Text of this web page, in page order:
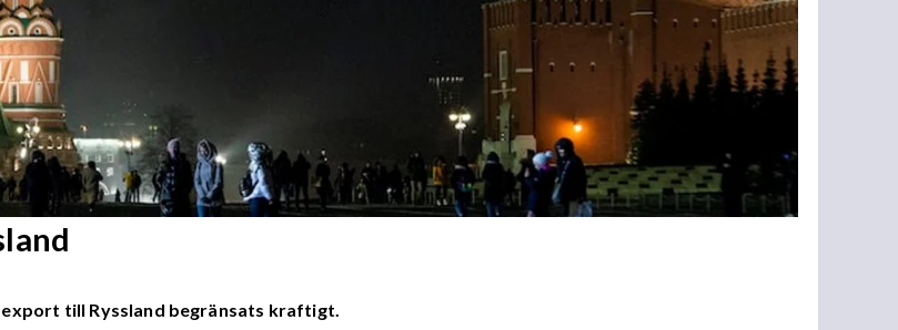
export till Ryssland begränsats kraftigt.